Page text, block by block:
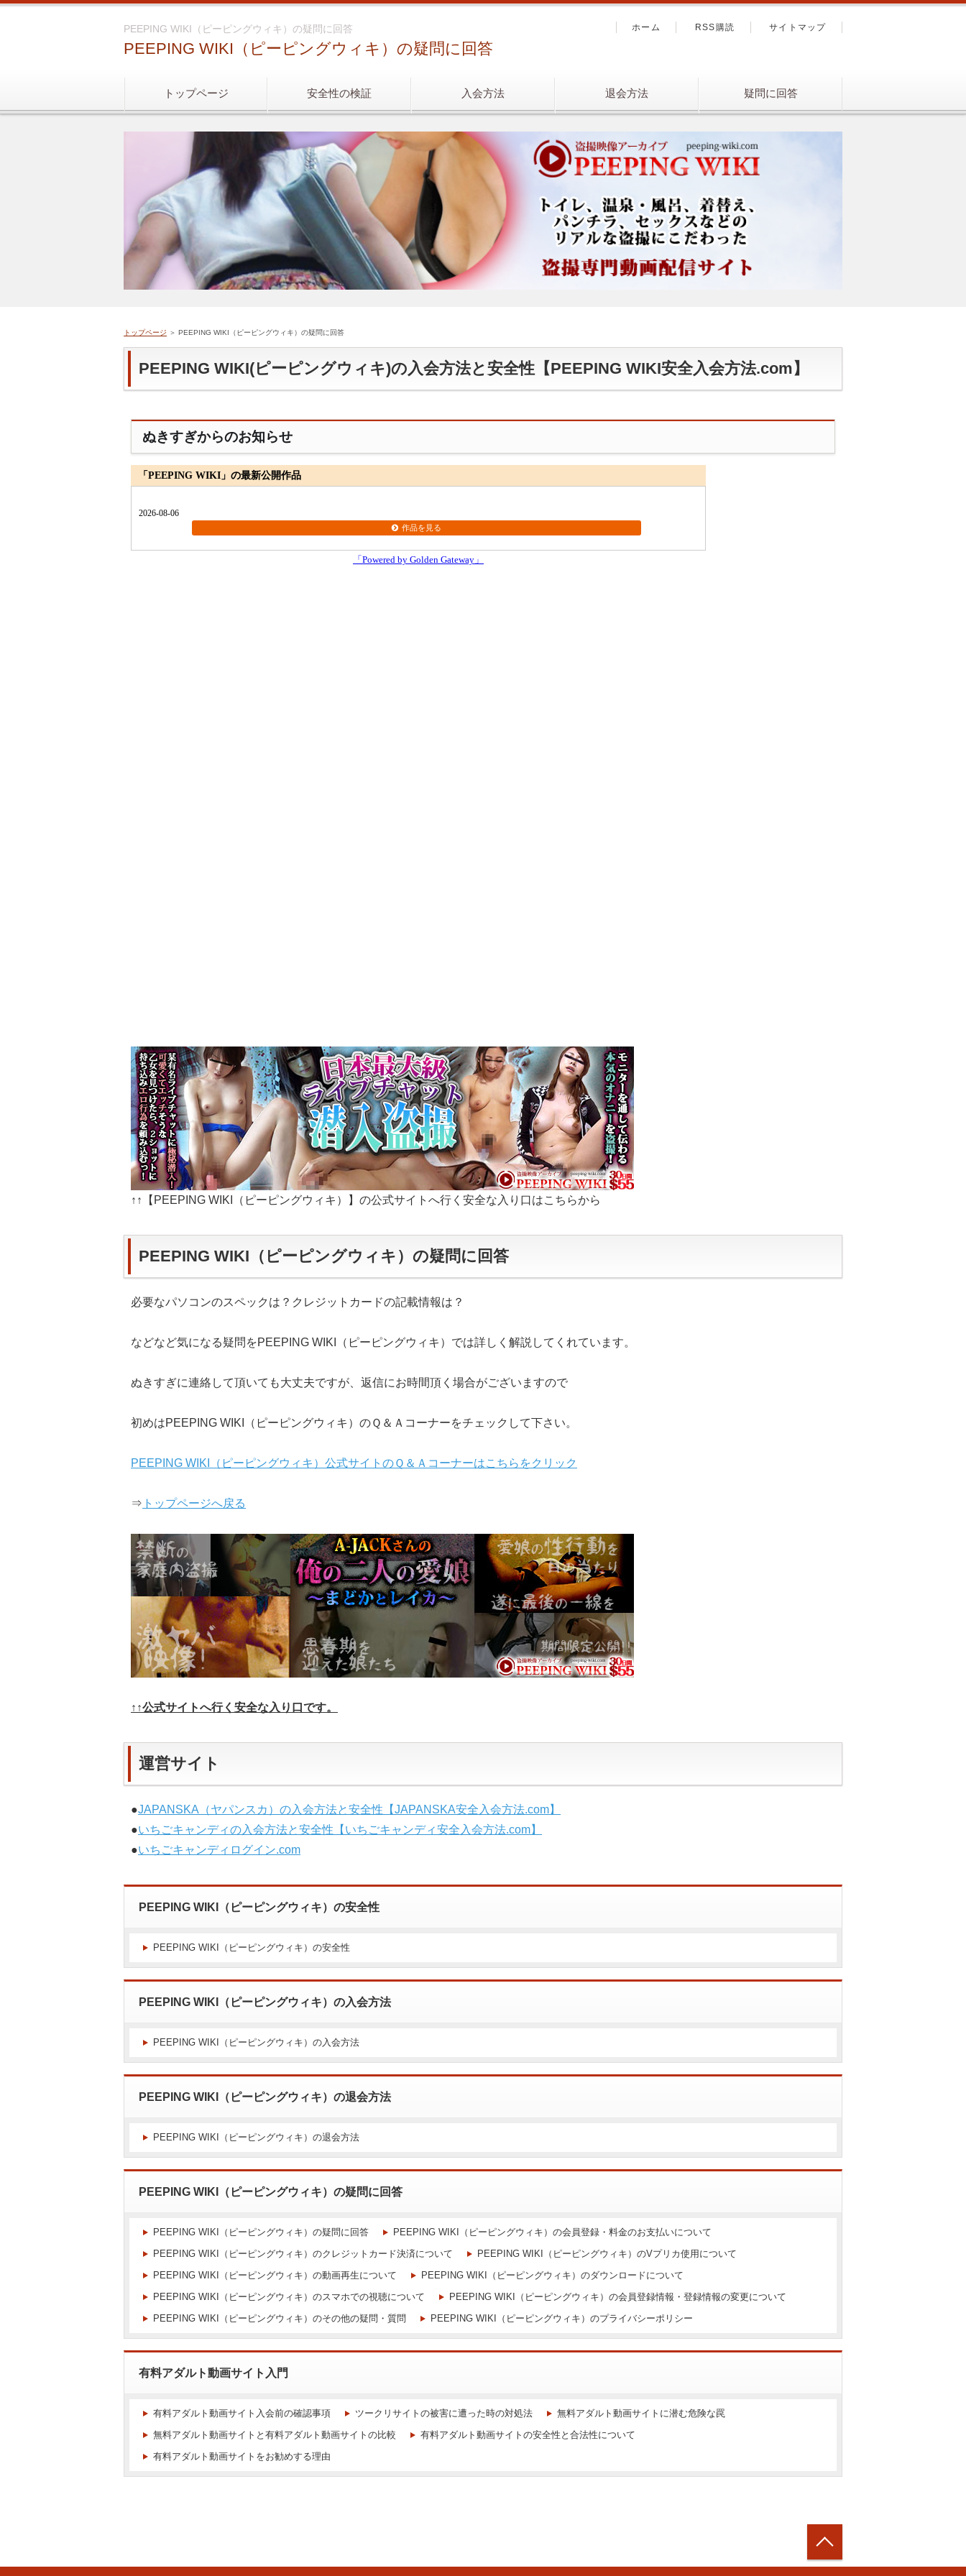
PEEPING WIKI（ピーピングウィキ）の疑問に回答
PEEPING WIKI（ピーピングウィキ）の疑問に回答
トップページ 安全性の検証 入会方法 退会方法 疑問に回答
ホーム RSS購読 サイトマップ
トップページ ＞ PEEPING WIKI（ピーピングウィキ）の疑問に回答
PEEPING WIKI(ピーピングウィキ)の入会方法と安全性【PEEPING WIKI安全入会方法.com】
ぬきすぎからのお知らせ
↑↑【PEEPING WIKI（ピーピングウィキ）】の公式サイトへ行く安全な入り口はこちらから
PEEPING WIKI（ピーピングウィキ）の疑問に回答
必要なパソコンのスペックは？クレジットカードの記載情報は？
などなど気になる疑問をPEEPING WIKI（ピーピングウィキ）では詳しく解説してくれています。
ぬきすぎに連絡して頂いても大丈夫ですが、返信にお時間頂く場合がございますので
初めはPEEPING WIKI（ピーピングウィキ）のＱ＆Ａコーナーをチェックして下さい。
PEEPING WIKI（ピーピングウィキ）公式サイトのＱ＆Ａコーナーはこちらをクリック
⇒ トップページへ戻る
↑↑公式サイトへ行く安全な入り口です。
運営サイト
●JAPANSKA（ヤパンスカ）の入会方法と安全性【JAPANSKA安全入会方法.com】
●いちごキャンディの入会方法と安全性【いちごキャンディ安全入会方法.com】
●いちごキャンディログイン.com
PEEPING WIKI（ピーピングウィキ）の安全性
PEEPING WIKI（ピーピングウィキ）の安全性
PEEPING WIKI（ピーピングウィキ）の入会方法
PEEPING WIKI（ピーピングウィキ）の入会方法
PEEPING WIKI（ピーピングウィキ）の退会方法
PEEPING WIKI（ピーピングウィキ）の退会方法
PEEPING WIKI（ピーピングウィキ）の疑問に回答
PEEPING WIKI（ピーピングウィキ）の疑問に回答
PEEPING WIKI（ピーピングウィキ）の会員登録・料金のお支払いについて
PEEPING WIKI（ピーピングウィキ）のクレジットカード決済について
PEEPING WIKI（ピーピングウィキ）のVプリカ使用について
PEEPING WIKI（ピーピングウィキ）の動画再生について
PEEPING WIKI（ピーピングウィキ）のダウンロードについて
PEEPING WIKI（ピーピングウィキ）のスマホでの視聴について
PEEPING WIKI（ピーピングウィキ）の会員登録情報・登録情報の変更について
PEEPING WIKI（ピーピングウィキ）のその他の疑問・質問
PEEPING WIKI（ピーピングウィキ）のプライバシーポリシー
有料アダルト動画サイト入門
有料アダルト動画サイト入会前の確認事項 ツークリサイトの被害に遭った時の対処法
無料アダルト動画サイトに潜む危険な罠
無料アダルト動画サイトと有料アダルト動画サイトの比較
有料アダルト動画サイトの安全性と合法性について
有料アダルト動画サイトをお勧めする理由